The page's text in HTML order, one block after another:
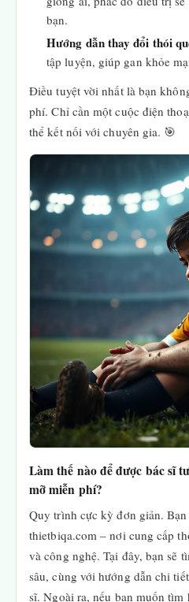
bạn.
Hướng dẫn thay đổi thói
tập luyện, giúp gan khỏe
Điều tuyệt vời nhất là bạn
phí. Chỉ cần một cuộc điện
thể kết nối với chuyên gia. 🎯
Làm thế nào để được bác sĩ
mỡ miễn phí?
Quy trình cực kỳ đơn giản.
thietbiqa.com – nơi cung cấp
và công nghệ. Tại đây, bạn sẽ
sâu, cùng với hướng dẫn chi
sĩ. Ngoài ra, nếu bạn muốn tìm